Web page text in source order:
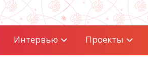
Интервью Проекты